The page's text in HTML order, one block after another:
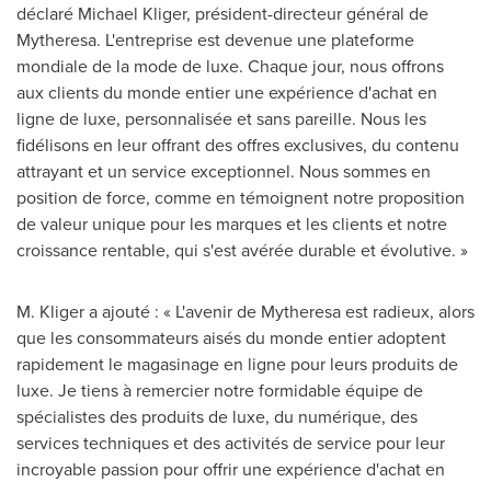
déclaré Michael Kliger, président-directeur général de
Mytheresa. L'entreprise est devenue une plateforme
mondiale de la mode de luxe. Chaque jour, nous offrons
aux clients du monde entier une expérience d'achat en
ligne de luxe, personnalisée et sans pareille. Nous les
fidélisons en leur offrant des offres exclusives, du contenu
attrayant et un service exceptionnel. Nous sommes en
position de force, comme en témoignent notre proposition
de valeur unique pour les marques et les clients et notre
croissance rentable, qui s'est avérée durable et évolutive. »
M. Kliger a ajouté : « L'avenir de Mytheresa est radieux, alors
que les consommateurs aisés du monde entier adoptent
rapidement le magasinage en ligne pour leurs produits de
luxe. Je tiens à remercier notre formidable équipe de
spécialistes des produits de luxe, du numérique, des
services techniques et des activités de service pour leur
incroyable passion pour offrir une expérience d'achat en